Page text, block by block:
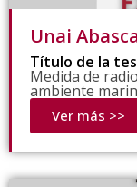
Unai
Título de la
Medida de
ambiente
Ver más >>